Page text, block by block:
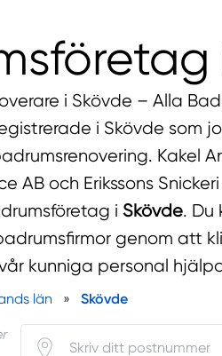
i Skövde – Alla
i Skövde som
Kakel
AB och Erikssons
i Skövde. Du
genom att
kunniga personal
län » Skövde